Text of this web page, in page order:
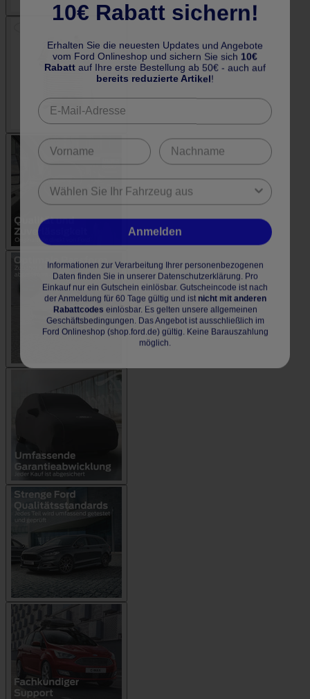
10€ Rabatt sichern!
Erhalten Sie die neuesten Updates und Angebote
vom Ford Onlineshop und sichern Sie sich10€
Rabatt auf Ihre erste Bestellung ab 50€ - auch auf
bereits reduzierte Artikel!
Anmelden
Informationen zur Verarbeitung Ihrer personenbezogenen
Daten finden Sie in unserer Datenschutzerklärung. Pro
Einkauf nur ein Gutschein einlösbar. Gutscheincode ist nach
der Anmeldung für 60 Tage gültig und ist nicht mit anderen
Rabattcodes einlösbar. Es gelten unsere allgemeinen
Geschäftsbedingungen. Das Angebot ist ausschließlich im
Ford Onlineshop (shop.ford.de) gültig. Keine Barauszahlung
möglich.